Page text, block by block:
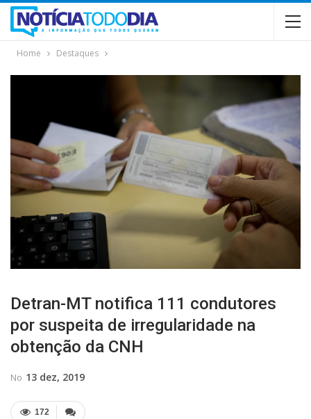
Home Destaques
Detran-MT notifica 111 condutores
por suspeita de irregularidade na
obtenção da CNH
No 13 dez, 2019
172